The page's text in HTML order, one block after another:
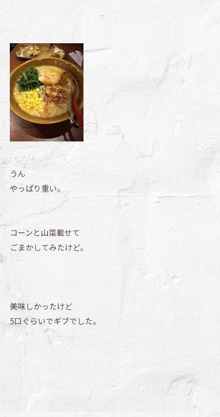
うん
やっぱり重い。
コーンと山菜載せて
ごまかしてみたけど。
美味しかったけど
5口ぐらいでギブでした。